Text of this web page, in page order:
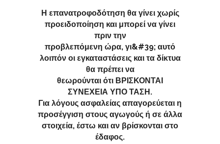
Η επανατροφοδότηση θα γίνει χωρίς
προειδοποίηση και μπορεί να γίνει
πριν την
προβλεπόμενη ώρα, γι&#39; αυτό
λοιπόν οι εγκαταστάσεις και τα δίκτυα
θα πρέπει να
θεωρούνται ότι ΒΡΙΣΚΟΝΤΑΙ
ΣΥΝΕΧΕΙΑ ΥΠΟ ΤΑΣΗ.
Για λόγους ασφαλείας απαγορεύεται η
προσέγγιση στους αγωγούς ή σε άλλα
στοιχεία, έστω και αν βρίσκονται στο
έδαφος.